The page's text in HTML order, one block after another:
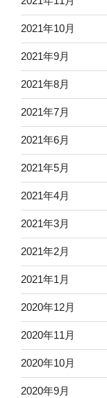
2021年10月
2021年9月
2021年8月
2021年7月
2021年6月
2021年5月
2021年4月
2021年3月
2021年2月
2021年1月
2020年12月
2020年11月
2020年10月
2020年9月